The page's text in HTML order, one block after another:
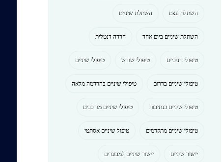
השתלת עצם השתלת שיניים
השתלת שיניים ביום אחד חרדה דנטלית
טיפולי חניכיים טיפולי שורש טיפולי שיניים
טיפולי שיניים בדרום טיפולי שיניים בהרדמה מלאה
טיפולי שיניים בנתיבות טיפולי שיניים מורכבים
טיפולי שיניים מתקדמים טיפול שיניים אסתטי
יישור שיניים יישור שיניים למבוגרים